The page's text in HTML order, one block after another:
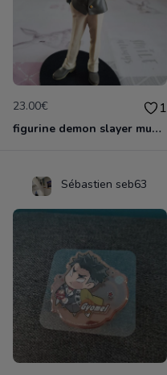
23.00€ 1
figurine demon slayer muzan
Sébastien seb63